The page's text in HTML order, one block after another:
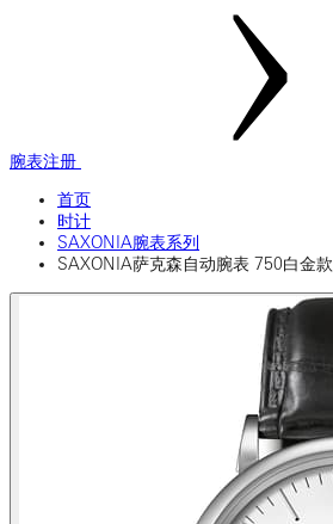
腕表注册
首页
时计
SAXONIA腕表系列
SAXONIA萨克森自动腕表 750白金款